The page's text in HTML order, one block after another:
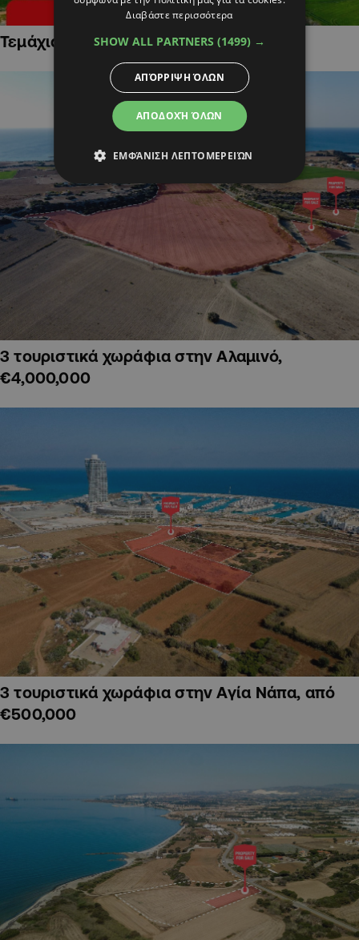
Τεμάχια Γης σε Οικιστικές Περιοχές
3 τουριστικά χωράφια στην Αλαμινό,
€4,000,000
3 τουριστικά χωράφια στην Αγία Νάπα, από
€500,000
Διαβάστε περισσότερα
SHOW ALL PARTNERS (1499) →
ΑΠΟΔΟΧΉ ΌΛΩΝ
ΑΠΌΡΡΙΨΗ ΌΛΩΝ
ΕΜΦΆΝΙΣΗ ΛΕΠΤΟΜΕΡΕΙΏΝ